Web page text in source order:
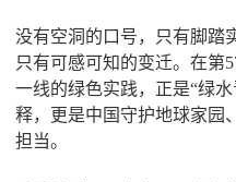
没有空洞的口号，只有脚踏
只有可感可知的变迁。在第
一线的绿色实践，正是“绿
释，更是中国守护地球家园
担当。